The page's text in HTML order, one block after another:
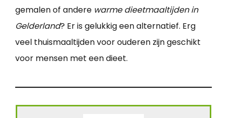
gemalen of andere warme dieetmaaltijden in
Gelderland? Er is gelukkig een alternatief. Erg
veel thuismaaltijden voor ouderen zijn geschikt
voor mensen met een dieet.